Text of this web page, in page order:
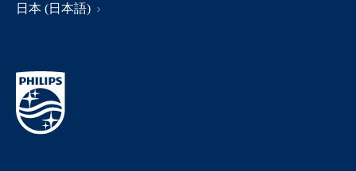
日本 (日本語)